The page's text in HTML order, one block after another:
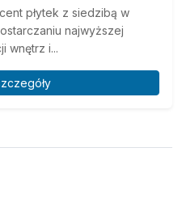
płytek z siedzibą w
najwyższej
wnętrz i...